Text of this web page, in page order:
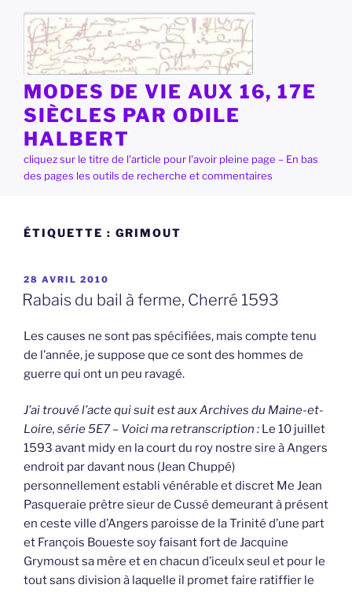
contenu
principal
MODES DE VIE AUX 16, 17E
SIÈCLES PAR ODILE
HALBERT
cliquez sur le titre de l'article pour l'avoir pleine page – En bas
des pages les outils de recherche et commentaires
ÉTIQUETTE : GRIMOUT
PUBLIÉ
LE
28 AVRIL 2010
Rabais du bail à ferme, Cherré 1593
Les causes ne sont pas spécifiées, mais compte tenu
de l’année, je suppose que ce sont des hommes de
guerre qui ont un peu ravagé.
J’ai trouvé l’acte qui suit est aux Archives du Maine-et-
Loire, série 5E7 – Voici ma retranscription : Le 10 juillet
1593 avant midy en la court du roy nostre sire à Angers
endroit par davant nous (Jean Chuppé)
personnellement establi vénérable et discret Me Jean
Pasqueraie prêtre sieur de Cussé demeurant à présent
en ceste ville d’Angers paroisse de la Trinité d’une part
et François Boueste soy faisant fort de Jacquine
Grymoust sa mère et en chacun d’iceulx seul et pour le
tout sans division à laquelle il promet faire ratiffier le